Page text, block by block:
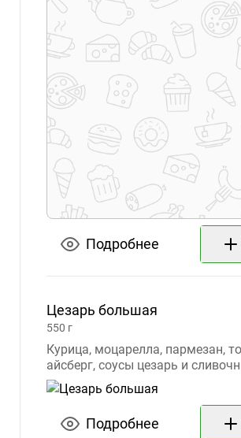
Подробнее
Цезарь большая
550 г
Курица, моцарелла, пармезан,
айсберг, соусы цезарь и
Подробнее